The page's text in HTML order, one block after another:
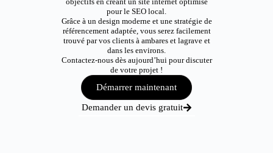
pour le SEO local.
Grâce à un design moderne et une stratégie de
référencement adaptée, vous serez facilement
trouvé par vos clients à ambares et lagrave et
dans les environs.
Contactez-nous dès aujourd’hui pour discuter
de votre projet !
Démarrer maintenant
Demander un devis gratuit